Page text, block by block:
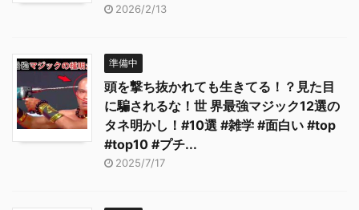
2026/2/13
準備中
頭を撃ち抜かれても生きてる！？見た目
に騙されるな！世 界最強マジック12選の
タネ明かし！#10選 #雑学 #面白い #top
#top10 #プチ...
2025/7/17